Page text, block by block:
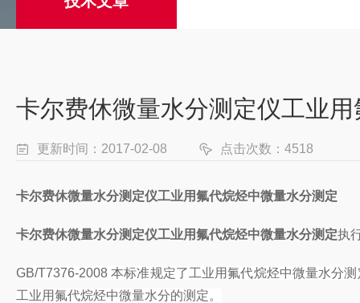
卡尔费休微量水分测定仪工业
更新时间：2017-02-08 点击次数：4518
卡尔费休微量水分测定仪工业用氟代烷烃中微量水分测定
卡尔费休微量水分测定仪工业用氟代烷烃中微量水分测定执
GB/T7376-2008 本标准规定了工业用氟代烷烃中微量水分
工业用氟代烷烃中微量水分的测定。